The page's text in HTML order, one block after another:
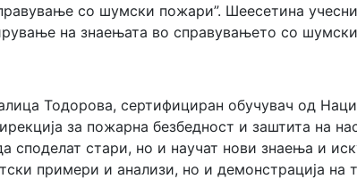
со шумски пожари”. Шеесетина
на знаењата во справувањето со
Тодорова, сертифициран обучувач од
за пожарна безбедност и заштита на
стари, но и научат нови знаења и
примери и анализи, но и демонстрација на